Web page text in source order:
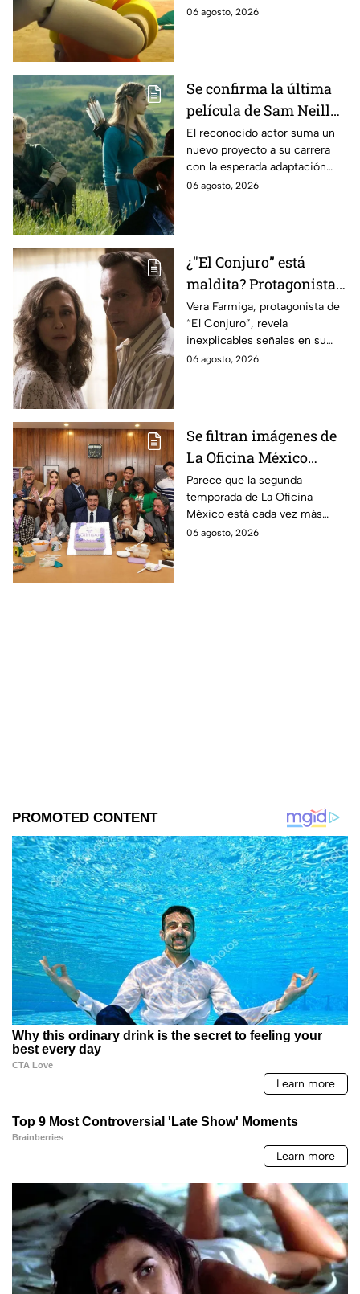
podría ser cancelada:
06 agosto, 2026
Se confirma la última
película de Sam Neill
antes de morir: esto es
lo que se sabe hasta
ahora
El reconocido actor suma un
nuevo proyecto a su carrera
con la esperada adaptación
cinematográfica del popular
06 agosto, 2026
¿"El Conjuro” está
maldita? Protagonista
revela INQUIETANTES
señales en su cuerpo
durante la grabación de
la película
Vera Farmiga, protagonista de
“El Conjuro”, revela
inexplicables señales en su
cuerpo durante el rodaje de la
06 agosto, 2026
Se filtran imágenes de
La Oficina México
temporada 2 y un
detalle desata teorías
entre los fans
Parece que la segunda
temporada de La Oficina
México está cada vez más
cerca, pues el elenco ya se
06 agosto, 2026